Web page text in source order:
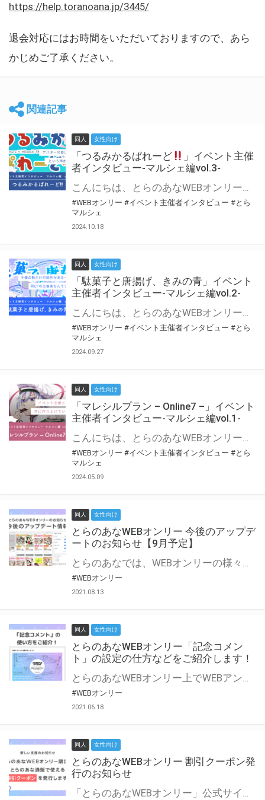
https://help.toranoana.jp/3445/
退会対応にはお時間をいただいておりますので、あら
かじめご了承ください。
関連記事
同人 女性向け
「つるみかるぱれーど
」イベント主催
者インタビュー-マルシェ編vol.3-
こんにちは、とらのあなWEBオンリー運営スタッフです。 新たにお届けする、イベント主催者インタビュー-マルシェ編-は、 とらのあなWEBオンリー「マルシェ」をご利用した主催様に 「マルシェ」を使って開催した感想や心がけをお聞きする企画です。 今回は、WEBオンリー初開催「つるみかるぱれーど
#WEBオンリー #イベント主催者インタビュー #とら
マルシェ
2024.10.18
同人 女性向け
「駄菓子と唐揚げ、きみの青」イベント
主催者インタビュー-マルシェ編vol.2-
こんにちは、とらのあなWEBオンリー運営スタッフです。 新たにお届けする、イベント主催者インタビュー-マルシェ編-は、 とらのあなWEBオンリー「マルシェ」をご利用の主催様に 「マルシェ」を使ってイベントを開催した感想や心がけをお聞きする企画です。 今回は、WEBオンリー初開催「駄菓子と唐揚げ、きみの青」より、 主催のぎこ六屋様にお話を伺いました。 協力：ぎこ六屋様／イベント公式Twitter（@krkgwks） とらのあなWEBオンリー「マルシェ」とは？ WEBオンリーでリアルタイムでコミュニケーションがとれるオンライン会場です。
#WEBオンリー #イベント主催者インタビュー #とら
マルシェ
2024.09.27
同人 女性向け
「マレシルプラン – Online7 –」イベント
主催者インタビュー-マルシェ編vol.1-
こんにちは、とらのあなWEBオンリー運営スタッフです。 新たにお届けする、イベント主催者インタビュー-マルシェ編-は、 とらのあなWEBオンリー「マルシェ」をご利用した主催様に 「マルシェ」を使って開催した感想や心がけをお聞きする企画です。 今回は、WEBオンリー開催7回目迎えた「マレシルプラン – Online7 –」より、 主催の玉川うた様にお話を伺いました。 ▼マレシルプランのインタビュー前回記事 「イベント主催者インタビュー vol.6」はこちら 協力：玉川うた様（マレシルプラン実行委員会 代表）／イベント公式Twitter（@mallesil_plan） とらのあなWEBオンリー「マルシェ」とは？ WEBオンリーでリアルタイムでコミュニケーションがとれるオンライン会場です。
#WEBオンリー #イベント主催者インタビュー #とら
マルシェ
2024.05.09
同人 女性向け
とらのあなWEBオンリー 今後のアップデ
ートのお知らせ【9月予定】
とらのあなでは、WEBオンリーの様々な支援を実施しています。 今回は2021年9月に実装を予定しているアップデート情報についてご紹介いたします。 とらのあなWEBオンリーサイトはこちら
#WEBオンリー
2021.08.13
同人 女性向け
とらのあなWEBオンリー「記念コメン
ト」の設定の仕方などをご紹介します！
とらのあなWEBオンリー上でWEBアンソロジーが作成できる「記念コメント」について、その使い方や作成手順を解説します！ 支援タイプを「サークル参加型」「サークル参加型・マルシェ(イベント会場)機能付き」でお申し込みいただいている主催者様はぜひご活用ください♪ とらのあなWEBオンリーサイトはこちら
#WEBオンリー
2021.06.18
同人 女性向け
とらのあなWEBオンリー 割引クーポン発
行のお知らせ
「とらのあなWEBオンリー」公式サイトでとらのあな通販の「割引クーポン」を配布中！ イベントごとに開催当日限定で使える割引クーポンのシリアルコードを発行します。 とらのあなWEBオンリーのページをチェックして、イベント当日にお得にお買い物を楽しみましょう♪ ※本キャンペーンは予告なく終了する場合がございます。 とらのあなWEBオンリーサイトはこちら